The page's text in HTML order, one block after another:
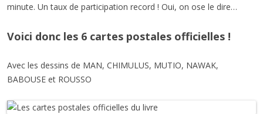
minute. Un taux de participation record ! Oui, on ose le dire…
Voici donc les 6 cartes postales officielles !
Avec les dessins de MAN, CHIMULUS, MUTIO, NAWAK,
BABOUSE et ROUSSO